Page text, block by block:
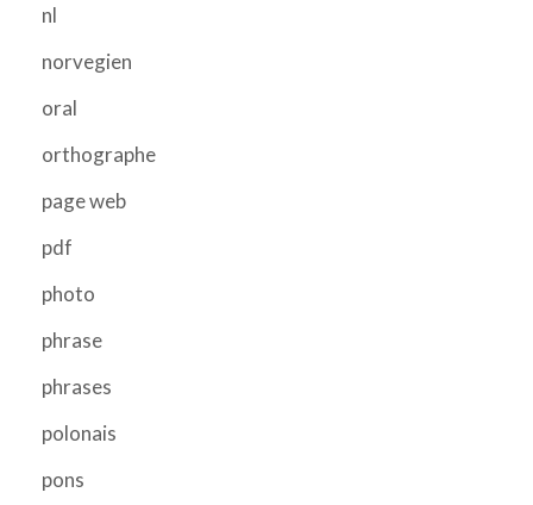
nl
norvegien
oral
orthographe
page web
pdf
photo
phrase
phrases
polonais
pons